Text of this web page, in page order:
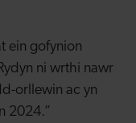
ein gofynion
ni wrthi nawr
orllewin ac yn
2024.”